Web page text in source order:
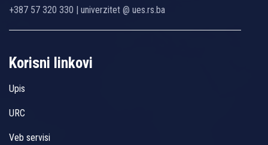
+387 57 320 330 | univerzitet @ ues.rs.ba
Korisni linkovi
Upis
URC
Veb servisi